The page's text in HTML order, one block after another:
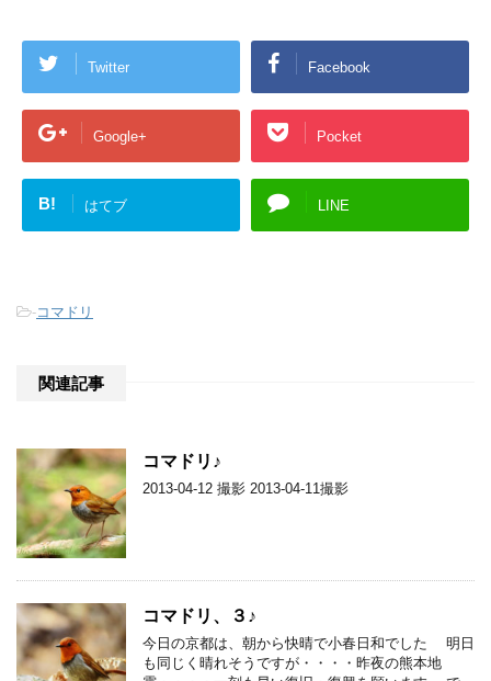
Twitter Facebook
Google+ Pocket
B! はてブ LINE
-コマドリ
関連記事
コマドリ♪
2013-04-12 撮影 2013-04-11撮影
コマドリ、３♪
今日の京都は、朝から快晴で小春日和でした 明日
も同じく晴れそうですが・・・・昨夜の熊本地